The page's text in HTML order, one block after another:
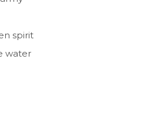
spirit
water